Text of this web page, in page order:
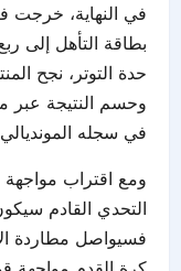
في النهاية، خرجت
بطاقة التأهل إلى
حدة التوتر، نجح
وحسم النتيجة عبر
في سجله
ومع اقتراب
التحدي القادم
فسيواصل مطاردة